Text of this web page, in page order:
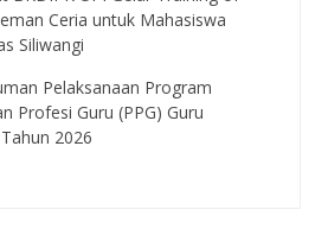
Ceria untuk Mahasiswa
Siliwangi
Pelaksanaan Program
Profesi Guru (PPG) Guru
2026